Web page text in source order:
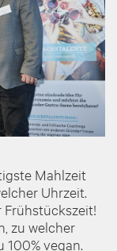
Mahlzeit
Uhrzeit.
Frühstückszeit!
zu welcher
100% vegan.